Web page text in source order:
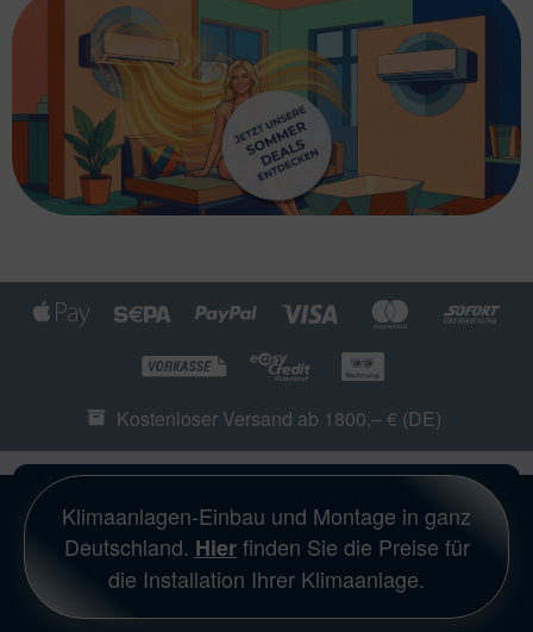
Kostenloser Versand ab 1800,– € (DE)
Klimaanlagen-Einbau und Montage in ganz
Deutschland. Hierfinden Sie die Preise für
die Installation Ihrer Klimaanlage.